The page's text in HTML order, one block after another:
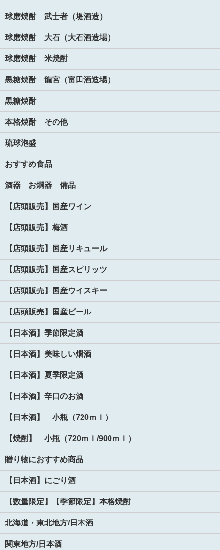
球磨焼酎 武士者（堤酒造）
球磨焼酎 大石（大石酒造場）
球磨焼酎 米焼酎
黒糖焼酎 龍宮（富田酒造場）
黒糖焼酎
本格焼酎 その他
琉球泡盛
おすすめ食品
酒器 お燗器 備品
【店頭販売】国産ワイン
【店頭販売】梅酒
【店頭販売】国産リキュール
【店頭販売】国産スピリッツ
【店頭販売】国産ウイスキー
【店頭販売】国産ビール
【日本酒】季節限定酒
【日本酒】美味しい燗酒
【日本酒】夏季限定酒
【日本酒】辛口のお酒
【日本酒】 小瓶（720ｍｌ）
【焼酎】 小瓶（720ｍｌ/900ｍｌ）
贈り物におすすめ商品
【日本酒】にごり酒
【数量限定】【季節限定】本格焼酎
北海道・東北地方/日本酒
関東地方/日本酒